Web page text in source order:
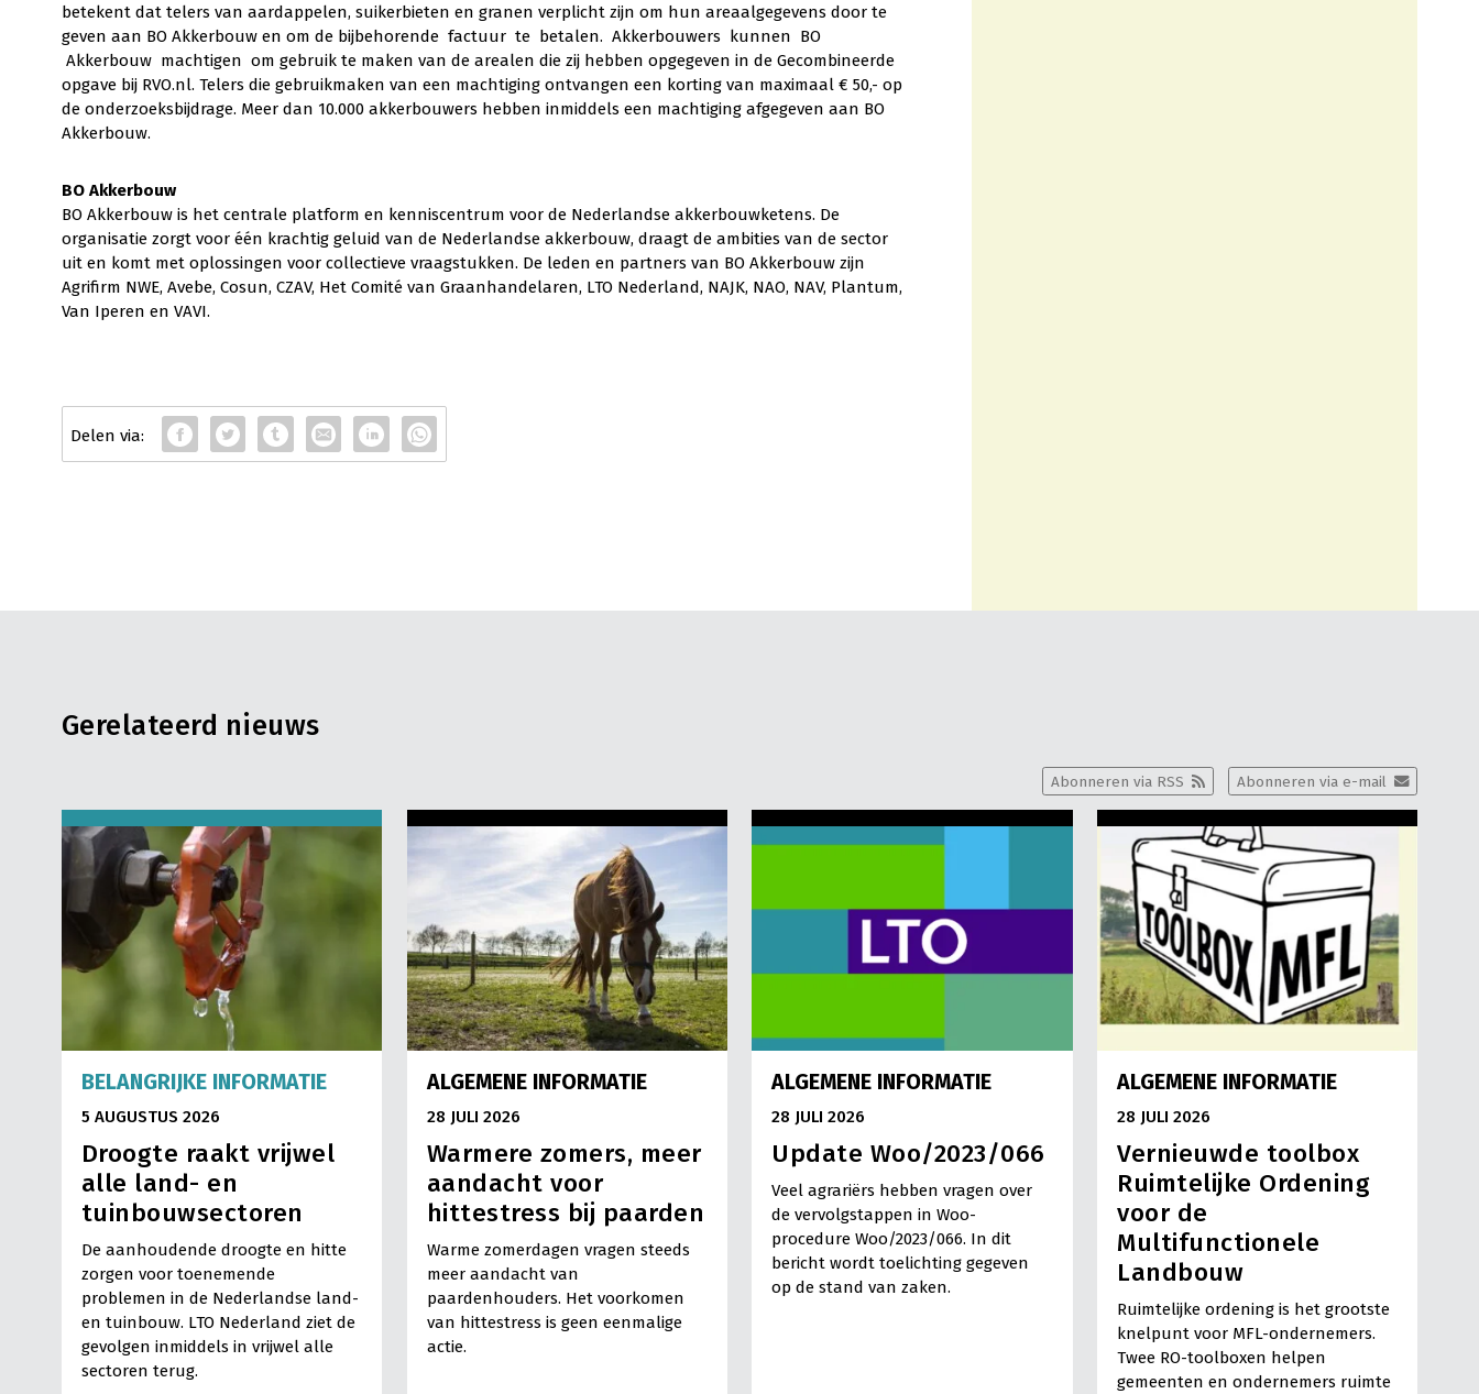
betekent dat telers van aardappelen, suikerbieten en granen verplicht zijn om hun areaalgegevens door te
geven aan BO Akkerbouw en om de bijbehorende factuur te betalen. Akkerbouwers kunnen BO
Akkerbouw machtigen om gebruik te maken van de arealen die zij hebben opgegeven in de Gecombineerde
opgave bij RVO.nl. Telers die gebruikmaken van een machtiging ontvangen een korting van maximaal € 50,- op
de onderzoeksbijdrage. Meer dan 10.000 akkerbouwers hebben inmiddels een machtiging afgegeven aan BO
Akkerbouw.
BO Akkerbouw
BO Akkerbouw is het centrale platform en kenniscentrum voor de Nederlandse akkerbouwketens. De
organisatie zorgt voor één krachtig geluid van de Nederlandse akkerbouw, draagt de ambities van de sector
uit en komt met oplossingen voor collectieve vraagstukken. De leden en partners van BO Akkerbouw zijn
Agrifirm NWE, Avebe, Cosun, CZAV, Het Comité van Graanhandelaren, LTO Nederland, NAJK, NAO, NAV, Plantum,
Van Iperen en VAVI.
Gerelateerd nieuws
Abonneren via e-mail
Abonneren via RSS
BELANGRIJKE INFORMATIE
5 AUGUSTUS 2026
Droogte raakt vrijwel
alle land- en
tuinbouwsectoren
De aanhoudende droogte en hitte
zorgen voor toenemende
problemen in de Nederlandse land-
en tuinbouw. LTO Nederland ziet de
gevolgen inmiddels in vrijwel alle
sectoren terug.
ALGEMENE INFORMATIE
28 JULI 2026
Warmere zomers, meer
aandacht voor
hittestress bij paarden
Warme zomerdagen vragen steeds
meer aandacht van
paardenhouders. Het voorkomen
van hittestress is geen eenmalige
actie.
ALGEMENE INFORMATIE
28 JULI 2026
Update Woo/2023/066
Veel agrariërs hebben vragen over
de vervolgstappen in Woo-
procedure Woo/2023/066. In dit
bericht wordt toelichting gegeven
op de stand van zaken.
ALGEMENE INFORMATIE
28 JULI 2026
Vernieuwde toolbox
Ruimtelijke Ordening
voor de
Multifunctionele
Landbouw
Ruimtelijke ordening is het grootste
knelpunt voor MFL-ondernemers.
Twee RO-toolboxen helpen
gemeenten en ondernemers ruimte